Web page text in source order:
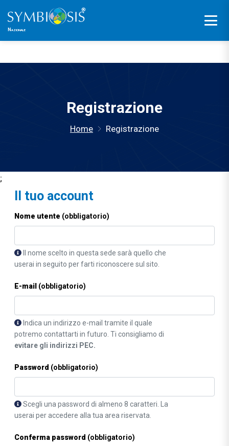
Piattaforma in fase di sviluppo.
Nazionale
Registrazione
Home Registrazione
;
Il tuo account
Nome utente (obbligatorio)
Il nome scelto in questa sede sarà quello che
userai in seguito per farti riconoscere sul sito.
E-mail (obbligatorio)
Indica un indirizzo e-mail tramite il quale
potremo contattarti in futuro. Ti consigliamo di
evitare gli indirizzi PEC.
Password (obbligatorio)
Scegli una password di almeno 8 caratteri. La
userai per accedere alla tua area riservata.
Conferma password (obbligatorio)